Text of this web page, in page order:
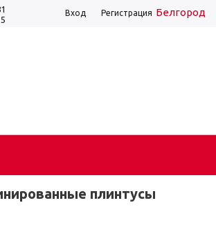
Белгород
Вход Регистрация
плинтусы